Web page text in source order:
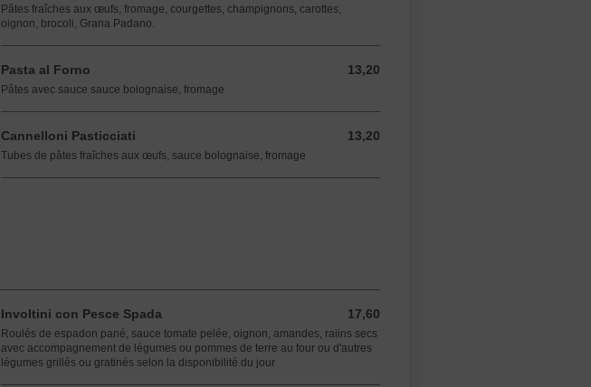
Pâtes fraîches aux œufs, fromage, courgettes, champignons, carottes,
oignon, brocoli, Grana Padano.
Pasta al Forno 13,20
13,20 EUR
Pâtes avec sauce sauce bolognaise, fromage
Cannelloni Pasticciati 13,20
13,20 EUR
Tubes de pâtes fraîches aux œufs, sauce bolognaise, fromage
Involtini con Pesce Spada 17,60
17,60 EUR
Roulés de espadon pané, sauce tomate pelée, oignon, amandes, raiins secs
avec accompagnement de légumes ou pommes de terre au four ou d'autres
légumes grillés ou gratinés selon la disponibilité du jour